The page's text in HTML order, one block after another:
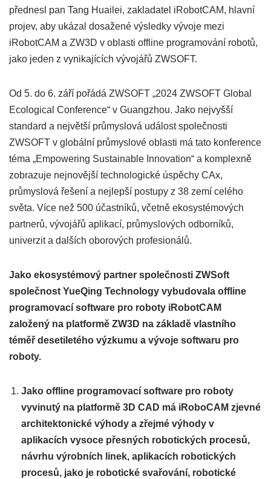
přednesl pan Tang Huailei, zakladatel iRobotCAM, hlavní
projev, aby ukázal dosažené výsledky vývoje mezi
iRobotCAM a ZW3D v oblasti offline programování robotů,
jako jeden z vynikajících vývojářů ZWSOFT.
Od 5. do 6. září pořádá ZWSOFT „2024 ZWSOFT Global
Ecological Conference“ v Guangzhou. Jako nejvyšší
standard a největší průmyslová událost společnosti
ZWSOFT v globální průmyslové oblasti má tato konference
téma „Empowering Sustainable Innovation“ a komplexně
zobrazuje nejnovější technologické úspěchy CAx,
průmyslová řešení a nejlepší postupy z 38 zemí celého
světa. Více než 500 účastníků, včetně ekosystémových
partnerů, vývojářů aplikací, průmyslových odborníků,
univerzit a dalších oborových profesionálů.
Jako ekosystémový partner společnosti ZWSoft
společnost YueQing Technology vybudovala offline
programovací software pro roboty iRobotCAM
založený na platformě ZW3D na základě vlastního
téměř desetiletého výzkumu a vývoje softwaru pro
roboty.
Jako offline programovací software pro roboty
vyvinutý na platformě 3D CAD má iRoboCAM zjevné
architektonické výhody a zřejmé výhody v
aplikacích vysoce přesných robotických procesů,
návrhu výrobních linek, aplikacích robotických
procesů, jako je robotické svařování, robotické